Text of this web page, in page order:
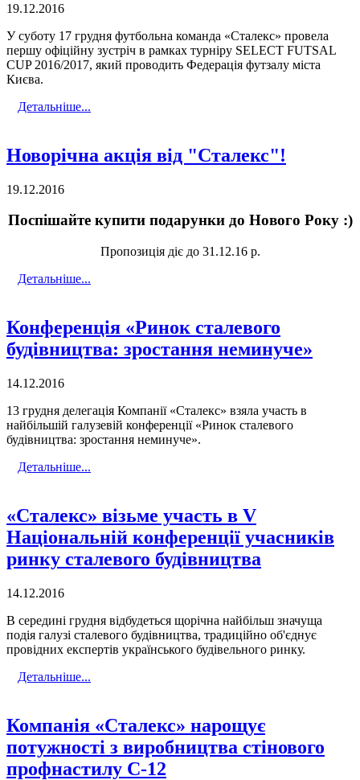
19.12.2016
У суботу 17 грудня футбольна команда «Сталекс» провела
першу офіційну зустріч в рамках турніру SELECT FUTSAL
CUP 2016/2017, який проводить Федерація футзалу міста
Києва.
Детальніше...
Новорічна акція від "Сталекс"!
19.12.2016
Поспішайте купити подарунки до Нового Року :)
Пропозиція діє до 31.12.16 р.
Детальніше...
Конференція «Ринок сталевого
будівництва: зростання неминуче»
14.12.2016
13 грудня делегація Компанії «Сталекс» взяла участь в
найбільшій галузевій конференції «Ринок сталевого
будівництва: зростання неминуче».
Детальніше...
«Сталекс» візьме участь в V
Національній конференції учасників
ринку сталевого будівництва
14.12.2016
В середині грудня відбудеться щорічна найбільш значуща
подія галузі сталевого будівництва, традиційно об'єднує
провідних експертів українського будівельного ринку.
Детальніше...
Компанія «Сталекс» нарощує
потужності з виробництва стінового
профнастилу С-12